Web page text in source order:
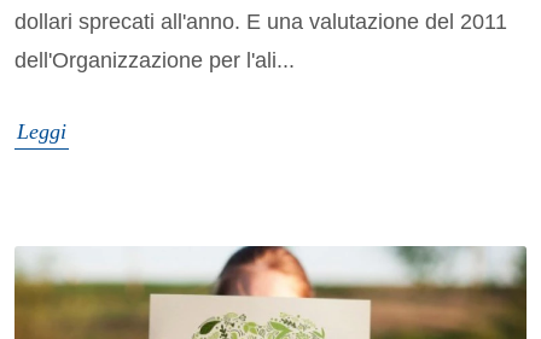
dollari sprecati all'anno. E una valutazione del 2011
dell'Organizzazione per l'ali...
Leggi